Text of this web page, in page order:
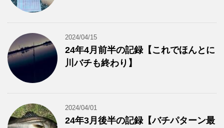
2024/04/15
24年4月前半の記録【これでほんとに
川バチも終わり】
2024/04/01
24年3月後半の記録【バチパターン最